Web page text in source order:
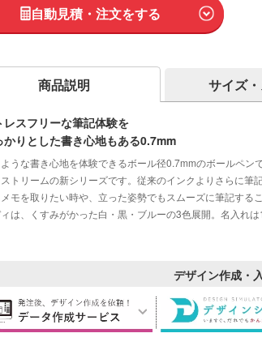
自動見積・注文をする
商品説明 サイズ
レスフリーな筆記体験を
かりとした書き心地もある0.7mm
うな書き心地を体験できるボール径0.7mmのボールペ
トリームの新シリーズです。従来のインクよりさらに
モを取りたい時や、立った姿勢でもスムーズに筆記するこ
は、くすみがかった白・黒・ブルーの3色展開。名入れ
デザイン作成・